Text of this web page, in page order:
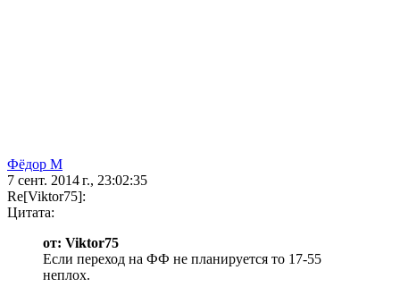
Фёдор М
7 сент. 2014 г., 23:02:35
Re[Viktor75]:
Цитата:
от: Viktor75
Если переход на ФФ не планируется то 17-55
неплох.